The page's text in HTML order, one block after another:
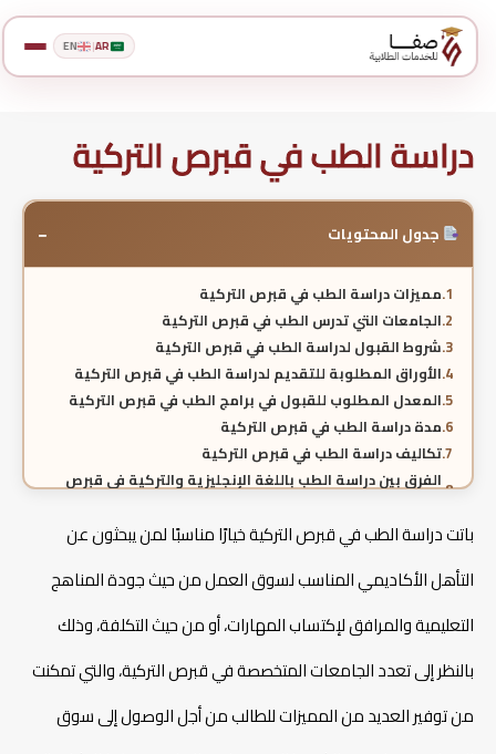
AR
|
EN
دراسة الطب في قبرص التركية
جدول المحتويات −
مميزات دراسة الطب في قبرص التركية
الجامعات التي تدرس الطب في قبرص التركية
شروط القبول لدراسة الطب في قبرص التركية
الأوراق المطلوبة للتقديم لدراسة الطب في قبرص التركية
المعدل المطلوب للقبول في برامج الطب في قبرص التركية
مدة دراسة الطب في قبرص التركية
تكاليف دراسة الطب في قبرص التركية
الفرق بين دراسة الطب باللغة الإنجليزية والتركية في قبرص
فرص العمل بعد التخرج من برامج الطب في قبرص التركية
الاعتراف الدولي لشهادات دراسة الطب في قبرص التركية
خطوات التقديم على دراسة الطب في قبرص التركية
الأسئلة الشائعة حول دراسة الطب في قبرص التركية
باتت دراسة الطب في قبرص التركية خيارًا مناسبًا لمن يبحثون عن
التأهل الأكاديمي المناسب لسوق العمل من حيث جودة المناهج
التعليمية والمرافق لإكتساب المهارات، أو من حيث التكلفة، وذلك
بالنظر إلى تعدد الجامعات المتخصصة في قبرص التركية، والتي تمكنت
من توفير العديد من المميزات للطالب من أجل الوصول إلى سوق